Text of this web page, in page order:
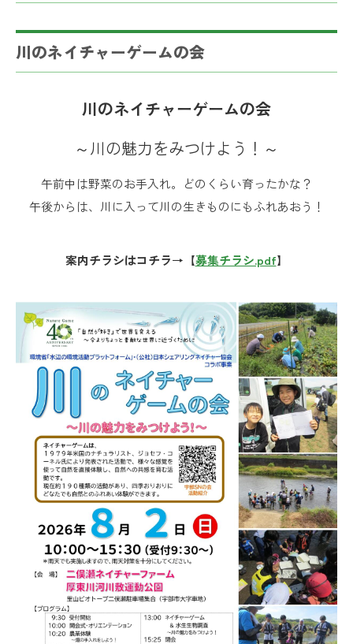
川のネイチャーゲームの会
川のネイチャーゲームの会
～川の魅力をみつけよう！～
午前中は野菜のお手入れ。どのくらい育ったかな？
午後からは、川に入って川の生きものにもふれあおう！
案内チラシはコチラ→【募集チラシ.pdf】